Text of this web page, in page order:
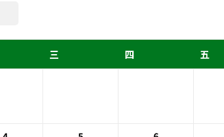
三 四 五